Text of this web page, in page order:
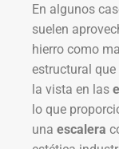
En algunos
suelen
hierro como
estructural que
la vista en las
lo que
una escalera